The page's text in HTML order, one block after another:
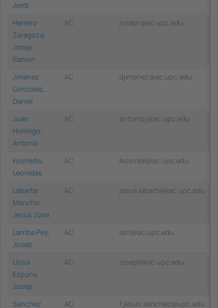
Jordi
Herrero
Zaragoza,
Josep
Ramon
AC josepr@ac.upc.edu
Jimenez
Gonzalez,
Daniel
AC djimenez@ac.upc.edu
Juan
Hormigo,
Antonio
AC antonioj@ac.upc.edu
Kosmidis,
Leonidas
AC lkosmidi@ac.upc.edu
Labarta
Mancho,
Jesus Jose
AC jesus.labarta@ac.upc.edu
Larriba Pey,
Josep
AC larri@ac.upc.edu
Llosa
Espuny,
Josep
AC josepll@ac.upc.edu
Sanchez AC f.jesus.sanchez@upc.edu